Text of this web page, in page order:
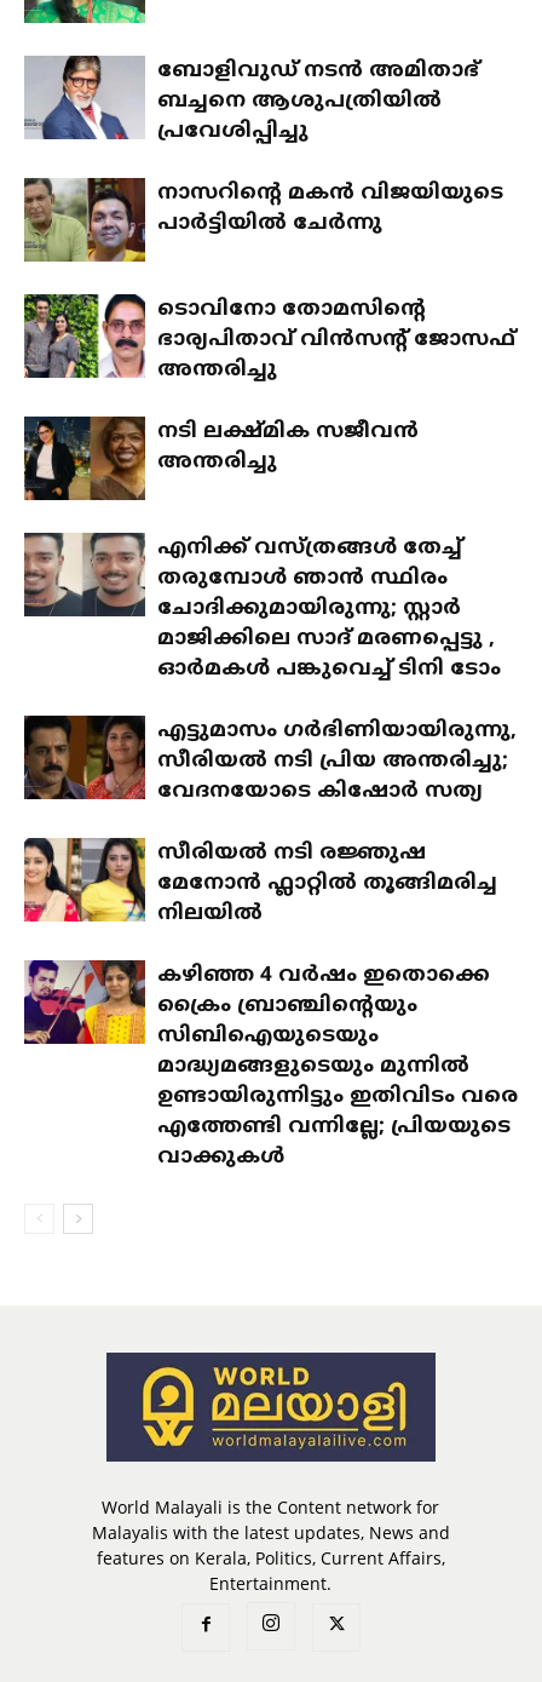
ബോളിവുഡ് നടന്‍ അമിതാഭ്
ബച്ചനെ ആശുപത്രിയില്‍
പ്രവേശിപ്പിച്ചു
നാസറിന്റെ മകന്‍ വിജയിയുടെ
പാര്‍ട്ടിയില്‍ ചേര്‍ന്നു
ടൊവിനോ തോമസിന്റെ
ഭാര്യപിതാവ് വിന്‍സന്റ് ജോസഫ്
അന്തരിച്ചു
നടി ലക്ഷ്മിക സജീവന്‍
അന്തരിച്ചു
എനിക്ക് വസ്ത്രങ്ങള്‍ തേച്ച്
തരുമ്പോള്‍ ഞാന്‍ സ്ഥിരം
ചോദിക്കുമായിരുന്നു; സ്റ്റാര്‍
മാജിക്കിലെ സാദ് മരണപ്പെട്ടു ,
ഓര്‍മകള്‍ പങ്കുവെച്ച് ടിനി ടോം
എട്ടുമാസം ഗര്‍ഭിണിയായിരുന്നു,
സീരിയല്‍ നടി പ്രിയ അന്തരിച്ചു;
വേദനയോടെ കിഷോര്‍ സത്യ
സീരിയല്‍ നടി രജ്ഞുഷ
മേനോന്‍ ഫ്ലാറ്റിൽ തൂങ്ങിമരിച്ച
നിലയില്‍
കഴിഞ്ഞ 4 വര്‍ഷം ഇതൊക്കെ
ക്രൈം ബ്രാഞ്ചിന്റെയും
സിബിഐയുടെയും
മാദ്ധ്യമങ്ങളുടെയും മുന്നില്‍
ഉണ്ടായിരുന്നിട്ടും ഇതിവിടം വരെ
എത്തേണ്ടി വന്നില്ലേ; പ്രിയയുടെ
വാക്കുകള്‍
World Malayali is the Content network for
Malayalis with the latest updates, News and
features on Kerala, Politics, Current Affairs,
Entertainment.